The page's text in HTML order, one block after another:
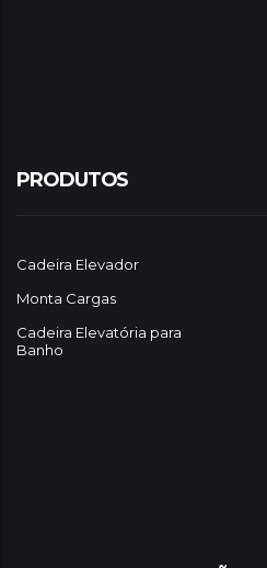
PRODUTOS
Cadeira Elevador
Monta Cargas
Cadeira Elevatória para
Banho